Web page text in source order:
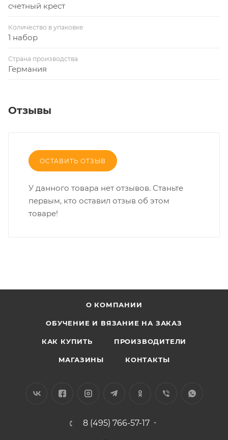
счетный крест
Количество в упаковке
1 набор
Страна производства
Германия
Отзывы
ОСТАВИТЬ ОТЗЫВ
У данного товара нет отзывов. Станьте
первым, кто оставил отзыв об этом
товаре!
О КОМПАНИИ
ОБУЧЕНИЕ И ВЯЗАНИЕ НА ЗАКАЗ
КАК КУПИТЬ ПРОИЗВОДИТЕЛИ
МАГАЗИНЫ КОНТАКТЫ
8 (495) 766-57-17